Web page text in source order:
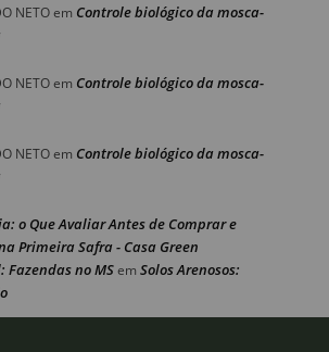
NETOem Controle biológico da mosca-
NETOem Controle biológico da mosca-
NETOem Controle biológico da mosca-
o Que Avaliar Antes de Comprar e
Primeira Safra - Casa Green
no MSem Solos Arenosos: